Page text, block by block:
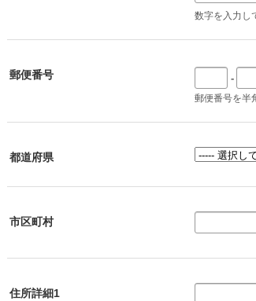
数字を入力し
郵便番号 -
郵便番号を半
都道府県
市区町村
住所詳細1